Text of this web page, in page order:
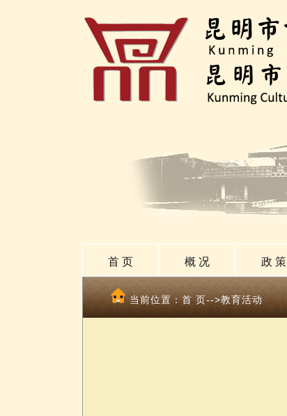
首 页 概 况 政 策
当前位置： 首 页-->教育活动